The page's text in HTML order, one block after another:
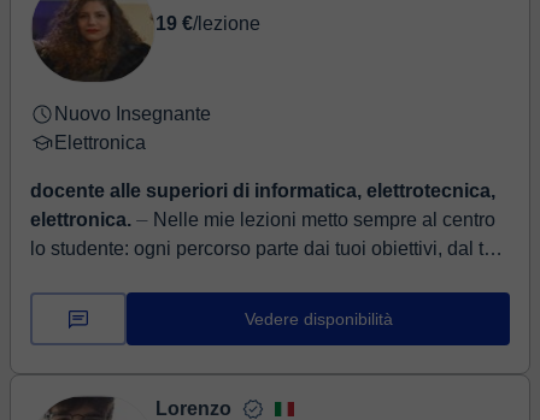
19 €/lezione
Nuovo Insegnante
Elettronica
docente alle superiori di informatica, elettrotecnica,
elettronica. ⏤ Nelle mie lezioni metto sempre al centro
lo studente: ogni percorso parte dai tuoi obiettivi, dal tuo
Vedere disponibilità
Lorenzo